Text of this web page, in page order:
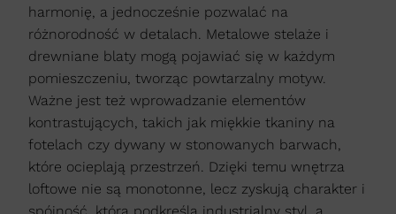
harmonię, a jednocześnie pozwalać na
różnorodność w detalach. Metalowe stelaże i
drewniane blaty mogą pojawiać się w każdym
pomieszczeniu, tworząc powtarzalny motyw.
Ważne jest też wprowadzanie elementów
kontrastujących, takich jak miękkie tkaniny na
fotelach czy dywany w stonowanych barwach,
które ocieplają przestrzeń. Dzięki temu wnętrza
loftowe nie są monotonne, lecz zyskują charakter i